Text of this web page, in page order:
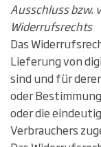
Ausschluss bzw.
Widerrufsrechts
Das
Lieferung von
sind und für
oder
oder die
Verbrauchers